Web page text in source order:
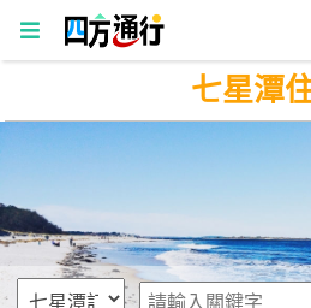
四
行
訂
房
七星潭